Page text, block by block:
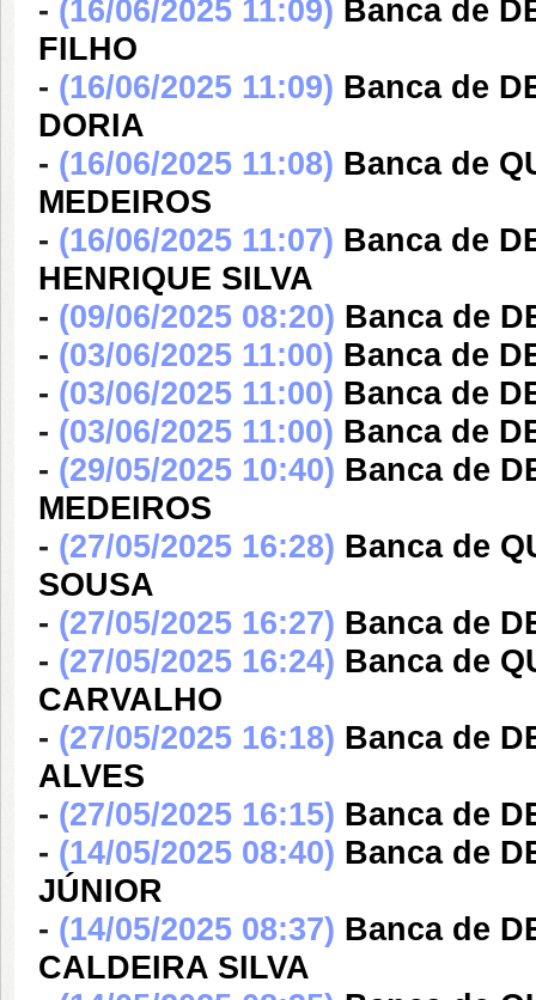
- (16/06/2025 11:09) Banca de
FILHO
- (16/06/2025 11:09) Banca de
DORIA
- (16/06/2025 11:08) Banca de
MEDEIROS
- (16/06/2025 11:07) Banca de
HENRIQUE SILVA
- (09/06/2025 08:20) Banca de
- (03/06/2025 11:00) Banca de
- (03/06/2025 11:00) Banca de
- (03/06/2025 11:00) Banca de
- (29/05/2025 10:40) Banca de
MEDEIROS
- (27/05/2025 16:28) Banca de
SOUSA
- (27/05/2025 16:27) Banca de
- (27/05/2025 16:24) Banca de
CARVALHO
- (27/05/2025 16:18) Banca de
ALVES
- (27/05/2025 16:15) Banca de
- (14/05/2025 08:40) Banca de
JÚNIOR
- (14/05/2025 08:37) Banca de
CALDEIRA SILVA